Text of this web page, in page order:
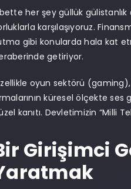
her şey güllük
karşılaşıyoruz.
gibi konularda hala kat
getiriyor.
oyun sektörü
küresel ölçekte
kanıtı. Devletimizin “Milli
Girişimci